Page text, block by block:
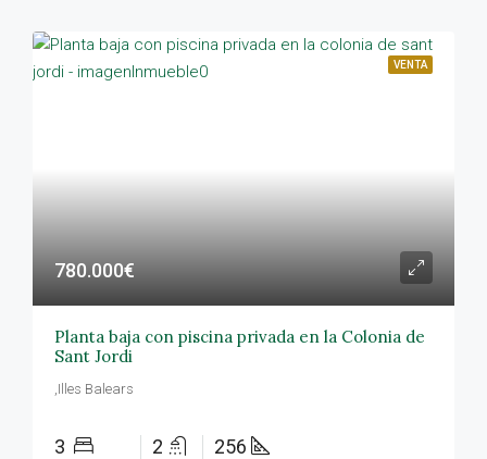
VENTA
780.000€
Planta baja con piscina privada en la Colonia de
Sant Jordi
,Illes Balears
3 2 256